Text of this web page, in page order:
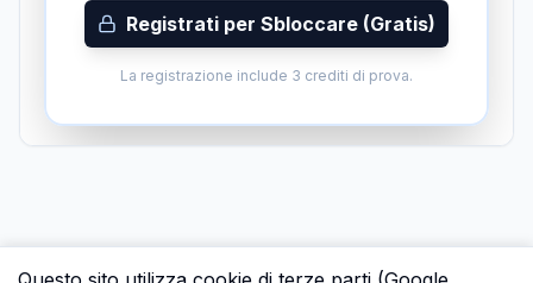
Registrati per Sbloccare (Gratis)
La registrazione include 3 crediti di prova.